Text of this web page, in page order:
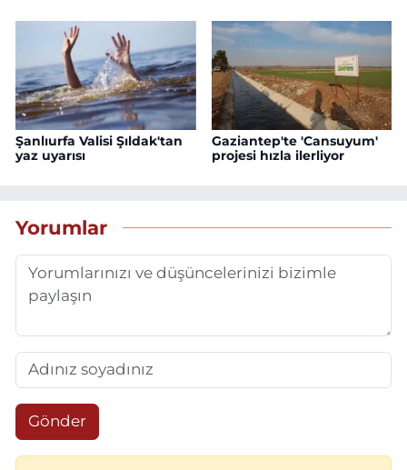
Şanlıurfa Valisi Şıldak'tan
yaz uyarısı
Gaziantep'te 'Cansuyum'
projesi hızla ilerliyor
Yorumlar
Gönder